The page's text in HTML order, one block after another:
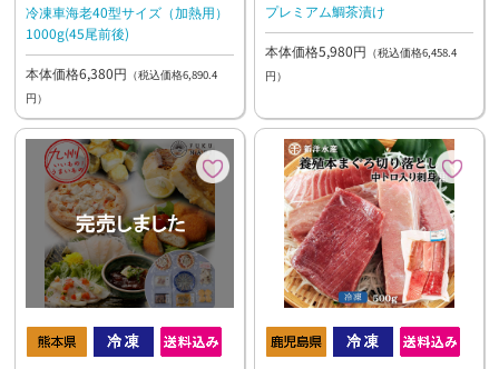
冷凍車海老40型サイズ（加熱用）
1000g(45尾前後)
本体価格6,380円 （税込価格6,890.4
円）
プレミアム鯛茶漬け
本体価格5,980円 （税込価格6,458.4
円）